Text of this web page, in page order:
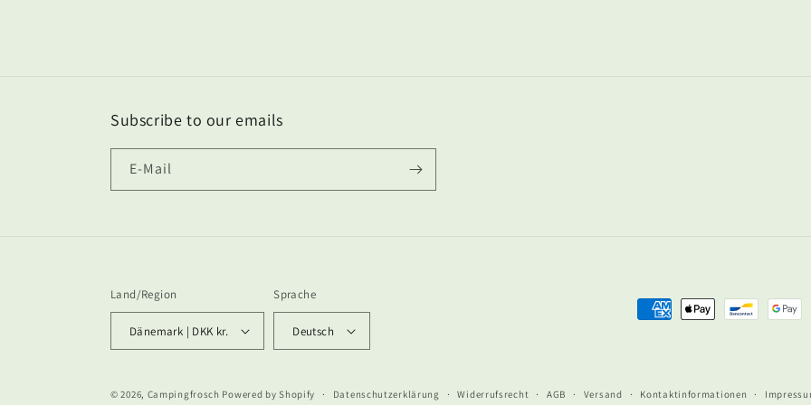
Subscribe to our emails
E-Mail
Land/Region
Dänemark | DKK kr.
Sprache
Deutsch
Zahlungsmethoden
© 2026, Campingfrosch Powered by Shopify Datenschutzerklärung Widerrufsrecht AGB Versand Kontaktinformationen